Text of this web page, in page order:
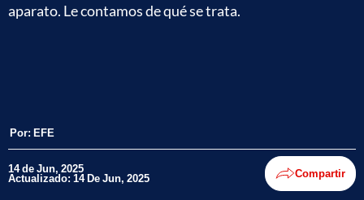
aparato. Le contamos de qué se trata.
Por: EFE
14 de Jun, 2025
Actualizado: 14 De Jun, 2025 Compartir